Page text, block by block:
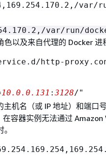
var/
var/run/
色以及来自代理的 Docker 进
http-
10.0.0.131 : 3128/"
机名（或 IP 地址）和端口
容器实例无法通过 Amazon